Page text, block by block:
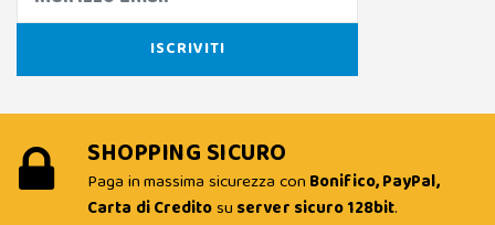
SHOPPING SICURO
Paga in massima sicurezza con Bonifico, PayPal,
Carta di Creditosu server sicuro 128bit.